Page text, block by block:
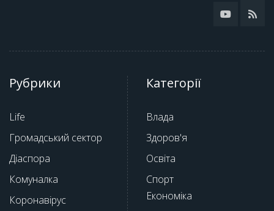
Рубрики
Life
Громадський сектор
Діаспора
Комуналка
Коронавірус
Категорії
Влада
Здоров'я
Освіта
Спорт
Економіка